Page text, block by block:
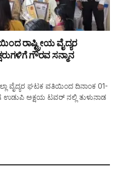
ರಾಷ್ಟ್ರೀಯ ವೈದ್ಯರ
ಗೌರವ ಸನ್ಮಾನ
ವೈದ್ಯರ ಘಟಕ ವತಿಯಿಂದ ದಿನಾಂಕ 01-
ಉಡುಪಿ ಅಕ್ಷಯ ಟವರ್ ನಲ್ಲಿ ತುಳುನಾಡ